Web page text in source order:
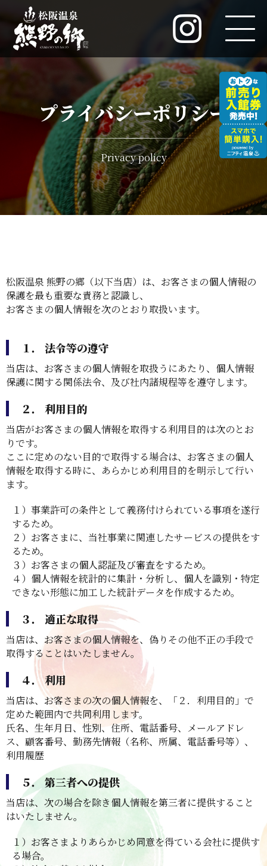
プライバシーポリシー
Privacy policy
松阪温泉 熊野の郷（以下当店）は、お客さまの個人情報の
保護を最も重要な責務と認識し、
お客さまの個人情報を次のとおり取扱います。
１． 法令等の遵守
当店は、お客さまの個人情報を取扱うにあたり、個人情報
保護に関する関係法令、及び社内諸規程等を遵守します。
２． 利用目的
当店がお客さまの個人情報を取得する利用目的は次のとお
りです。
ここに定めのない目的で取得する場合は、お客さまの個人
情報を取得する時に、あらかじめ利用目的を明示して行い
ます。
１）事業許可の条件として義務付けられている事項を遂行
するため。
２）お客さまに、当社事業に関連したサービスの提供をす
るため。
３）お客さまの個人認証及び審査をするため。
４）個人情報を統計的に集計・分析し、個人を識別・特定
できない形態に加工した統計データを作成するため。
３． 適正な取得
当店は、お客さまの個人情報を、偽りその他不正の手段で
取得することはいたしません。
４． 利用
当店は、お客さまの次の個人情報を、「２．利用目的」で
定めた範囲内で共同利用します。
氏名、生年月日、性別、住所、電話番号、メールアドレ
ス、顧客番号、勤務先情報（名称、所属、電話番号等）、
利用履歴
５． 第三者への提供
当店は、次の場合を除き個人情報を第三者に提供すること
はいたしません。
１）お客さまよりあらかじめ同意を得ている会社に提供す
る場合。